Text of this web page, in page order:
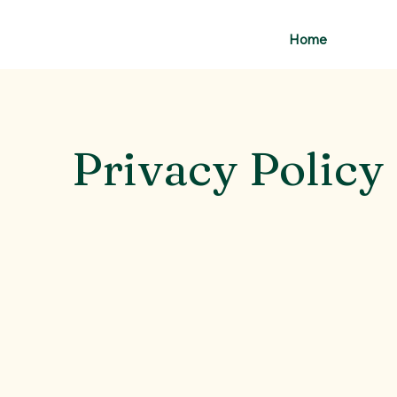
Home
Privacy Policy